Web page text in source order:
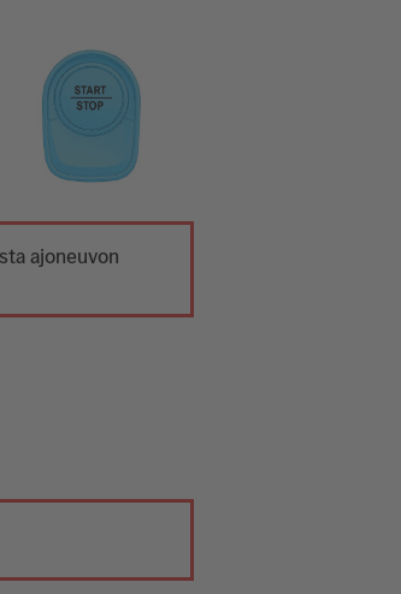
ajoneuvon